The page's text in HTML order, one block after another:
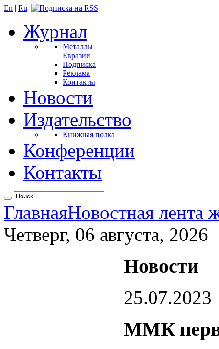
En | Ru
Журнал
Металлы
Евразии
Подписка
Реклама
Контакты
Новости
Издательство
Книжная полка
Конференции
Контакты
ГлавнаяНовостная лента
Четверг, 06 августа, 2026
Новости
25.07.2023
ММК